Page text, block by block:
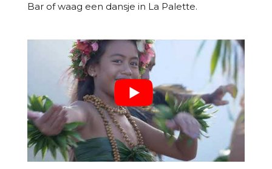
Bar of waag een dansje in La Palette.